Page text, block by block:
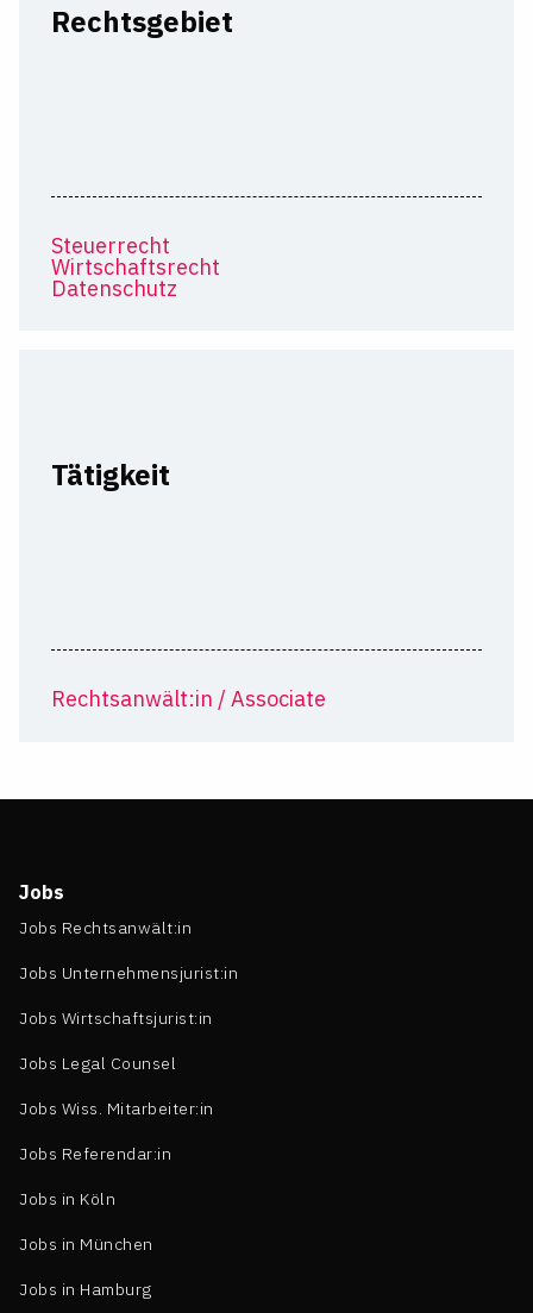
Rechtsgebiet
Steuerrecht
Wirtschaftsrecht
Datenschutz
Tätigkeit
Rechtsanwält:in / Associate
Jobs
Jobs Rechtsanwält:in
Jobs Unternehmensjurist:in
Jobs Wirtschaftsjurist:in
Jobs Legal Counsel
Jobs Wiss. Mitarbeiter:in
Jobs Referendar:in
Jobs in Köln
Jobs in München
Jobs in Hamburg